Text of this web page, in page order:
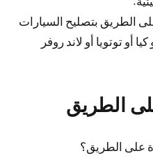
الطريق بتصليح السيارات
أو توتويا أو لاند روفر
الطريق
على الطريق؟